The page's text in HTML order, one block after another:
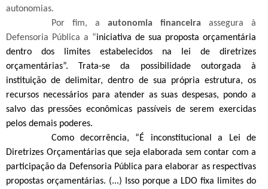
autonomias.
Por fim, a autonomia financeira assegura à
Defensoria Pública a “iniciativa de sua proposta orçamentária
dentro dos limites estabelecidos na lei de diretrizes
orçamentárias”. Trata-se da possibilidade outorgada à
instituição de delimitar, dentro de sua própria estrutura, os
recursos necessários para atender as suas despesas, pondo a
salvo das pressões econômicas passíveis de serem exercidas
pelos demais poderes.
Como decorrência, “É inconstitucional a Lei de
Diretrizes Orçamentárias que seja elaborada sem contar com a
participação da Defensoria Pública para elaborar as respectivas
propostas orçamentárias. (...) Isso porque a LDO fixa limites do